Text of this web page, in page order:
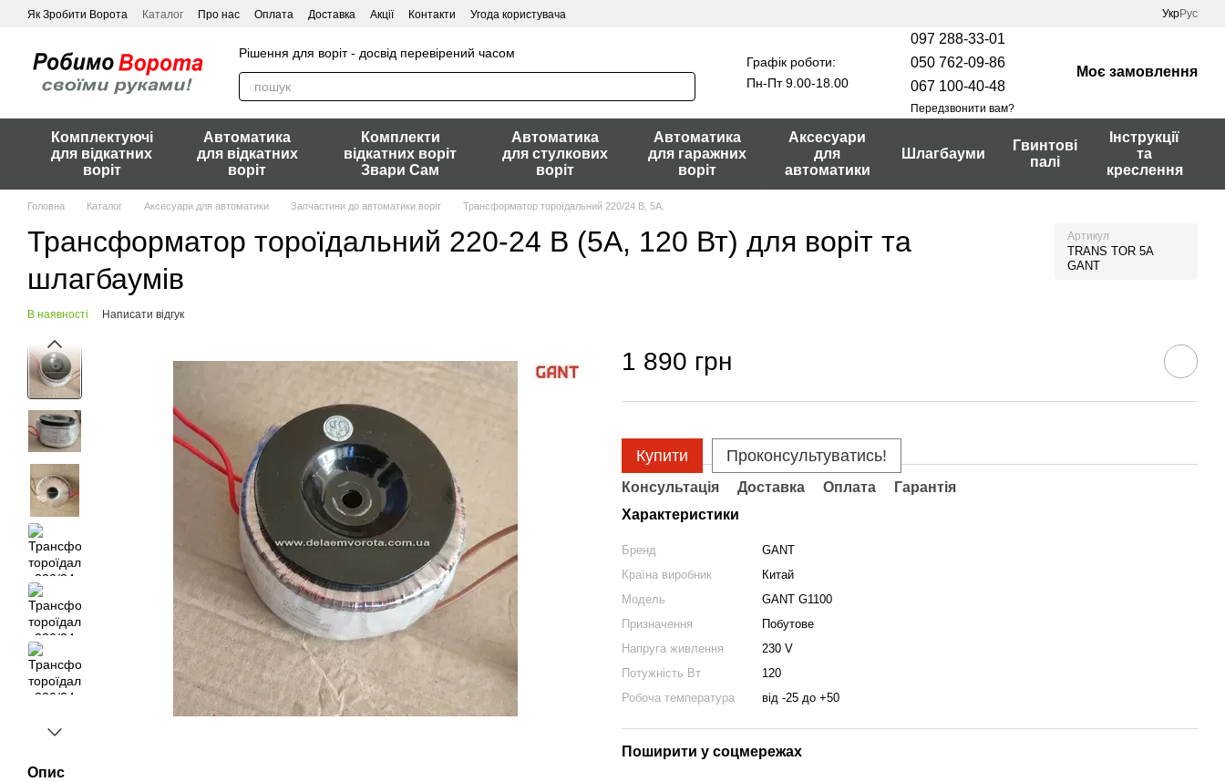
Перейти до основного контенту
Як Зробити Ворота Каталог Про нас Оплата Доставка Акції Контакти Угода користувача УкрРус
Рішення для воріт - досвід перевірений часом
Графік роботи:
Пн-Пт 9.00-18.00
097 288-33-01
050 762-09-86
067 100-40-48
Передзвонити вам?
Моє замовлення
Комплектуючі
для відкатних
воріт
Автоматика
для відкатних
воріт
Комплекти
відкатних воріт
Звари Сам
Автоматика
для стулкових
воріт
Автоматика
для гаражних
воріт
Аксесуари
для
автоматики
Шлагбауми
Гвинтові
палі
Інструкції
та
креслення
Головна Каталог Аксесуари для автоматики Запчастини до автоматики воріт Трансформатор тороїдальний 220/24 В, 5А.
Трансформатор тороїдальний 220-24 В (5А, 120 Вт) для воріт та
шлагбаумів
Артикул
TRANS TOR 5A
GANT
В наявності Написати відгук
Опис
1 890 грн
Купити Проконсультуватись!
Консультація Доставка Оплата
Гарантія
Характеристики
Бренд
GANT
Країна виробник
Китай
Модель
GANT G1100
Призначення
Побутове
Напруга живлення
230 V
Потужність Вт
120
Робоча температура
від -25 до +50
Поширити у соцмережах